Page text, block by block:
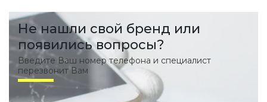
Не нашли свой бренд или
появились вопросы?
Введите Ваш номер телефона и специалист
перезвонит Вам